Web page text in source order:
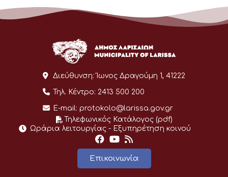
Διεύθυνση: Ίωνος Δραγούμη 1, 41222
Τηλ. Κέντρο: 2413 500 200
E-mail: protokolo@larissa.gov.gr
Τηλεφωνικός Κατάλογος (pdf)
Ωράρια λειτουργίας - Eξυπηρέτηση κοινού
Επικοινωνία